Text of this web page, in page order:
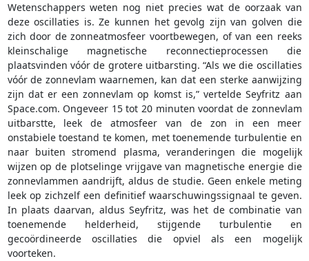
Wetenschappers weten nog niet precies wat de oorzaak van
deze oscillaties is. Ze kunnen het gevolg zijn van golven die
zich door de zonneatmosfeer voortbewegen, of van een reeks
kleinschalige magnetische reconnectieprocessen die
plaatsvinden vóór de grotere uitbarsting. “Als we die oscillaties
vóór de zonnevlam waarnemen, kan dat een sterke aanwijzing
zijn dat er een zonnevlam op komst is,” vertelde Seyfritz aan
Space.com. Ongeveer 15 tot 20 minuten voordat de zonnevlam
uitbarstte, leek de atmosfeer van de zon in een meer
onstabiele toestand te komen, met toenemende turbulentie en
naar buiten stromend plasma, veranderingen die mogelijk
wijzen op de plotselinge vrijgave van magnetische energie die
zonnevlammen aandrijft, aldus de studie. Geen enkele meting
leek op zichzelf een definitief waarschuwingssignaal te geven.
In plaats daarvan, aldus Seyfritz, was het de combinatie van
toenemende helderheid, stijgende turbulentie en
gecoördineerde oscillaties die opviel als een mogelijk
voorteken.